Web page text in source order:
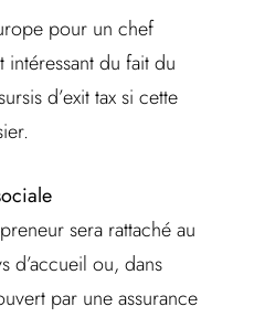
pour un chef
intéressant du fait du
d’exit tax si cette
sera rattaché au
d’accueil ou, dans
par une assurance